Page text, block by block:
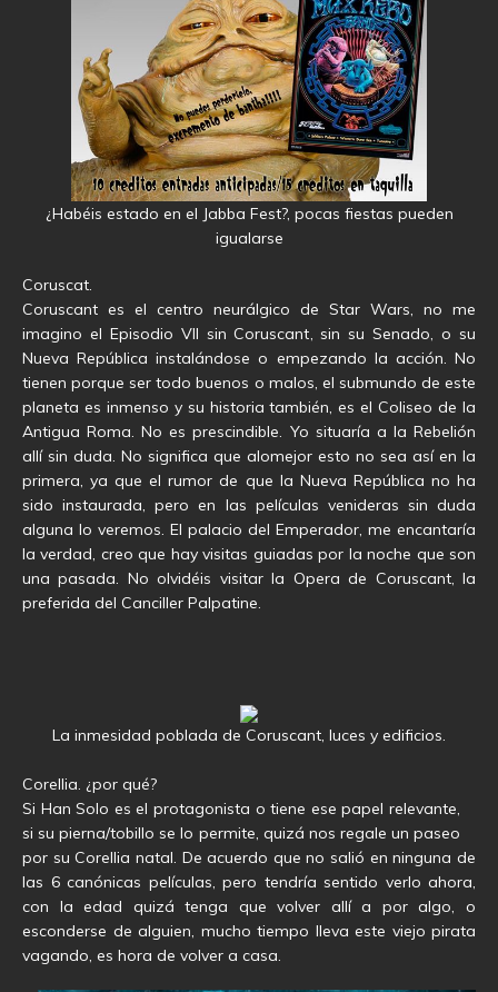
¿Habéis estado en el Jabba Fest?, pocas fiestas pueden
igualarse
Coruscat.
Coruscant es el centro neurálgico de Star Wars, no me
imagino el Episodio VII sin Coruscant, sin su Senado, o su
Nueva República instalándose o empezando la acción. No
tienen porque ser todo buenos o malos, el submundo de este
planeta es inmenso y su historia también, es el Coliseo de la
Antigua Roma. No es prescindible. Yo situaría a la Rebelión
allí sin duda. No significa que alomejor esto no sea así en la
primera, ya que el rumor de que la Nueva República no ha
sido instaurada, pero en las películas venideras sin duda
alguna lo veremos. El palacio del Emperador, me encantaría
la verdad, creo que hay visitas guiadas por la noche que son
una pasada. No olvidéis visitar la Opera de Coruscant, la
preferida del Canciller Palpatine.
La inmesidad poblada de Coruscant, luces y edificios.
Corellia. ¿por qué?
Si Han Solo es el protagonista o tiene ese papel relevante,
si su pierna/tobillo se lo permite, quizá nos regale un paseo
por su Corellia natal. De acuerdo que no salió en ninguna de
las 6 canónicas películas, pero tendría sentido verlo ahora,
con la edad quizá tenga que volver allí a por algo, o
esconderse de alguien, mucho tiempo lleva este viejo pirata
vagando, es hora de volver a casa.